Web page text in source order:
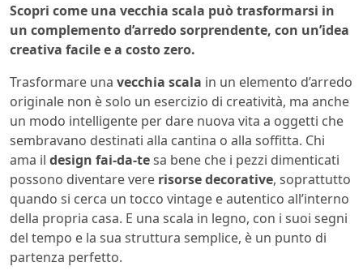
Scopri come una vecchia scala può trasformarsi in
un complemento d’arredo sorprendente, con un’idea
creativa facile e a costo zero.
Trasformare una vecchia scala in un elemento d’arredo
originale non è solo un esercizio di creatività, ma anche
un modo intelligente per dare nuova vita a oggetti che
sembravano destinati alla cantina o alla soffitta. Chi
ama il design fai-da-tesa bene che i pezzi dimenticati
possono diventare vere risorse decorative, soprattutto
quando si cerca un tocco vintage e autentico all’interno
della propria casa. E una scala in legno, con i suoi segni
del tempo e la sua struttura semplice, è un punto di
partenza perfetto.